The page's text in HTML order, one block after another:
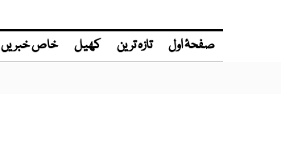
صفحۂ اول تازہ ترین کھیل خاص خبریں